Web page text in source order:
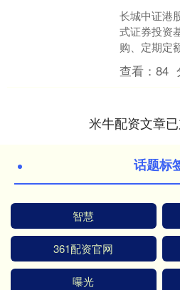
长城中证港
式证券投资
购、定期定
日期：2025
港股通高股
查看：84
米牛配资文章
话题标
智慧
361配资官网
曝光